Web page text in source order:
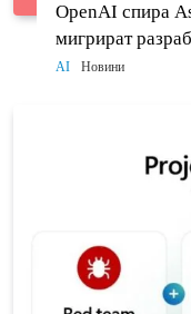
OpenAI спира
мигрират
AI Новини